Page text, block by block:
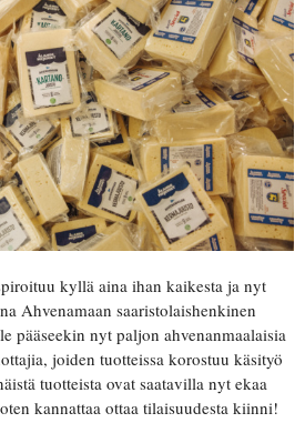
kyllä aina ihan kaikesta ja nyt
Ahvenamaan saaristolaishenkinen
pääseekin nyt paljon ahvenanmaalaisia
joiden tuotteissa korostuu käsityö
tuotteista ovat saatavilla nyt ekaa
kannattaa ottaa tilaisuudesta kiinni!